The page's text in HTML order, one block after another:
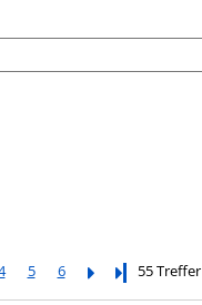
5 6 Letzte Seite
55 Treffer